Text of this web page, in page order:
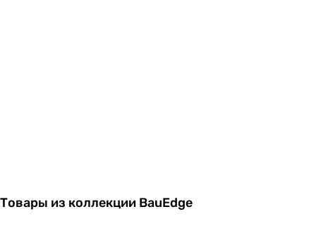
9 720грн
Товары из коллекции BauEdge